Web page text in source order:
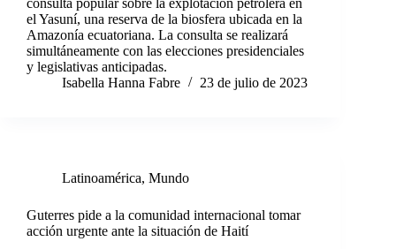
consulta popular sobre la explotación petrolera en
el Yasuní, una reserva de la biosfera ubicada en la
Amazonía ecuatoriana. La consulta se realizará
simultáneamente con las elecciones presidenciales
y legislativas anticipadas.
Isabella Hanna Fabre
23 de julio de 2023
Latinoamérica, Mundo
Guterres pide a la comunidad internacional tomar
acción urgente ante la situación de Haití